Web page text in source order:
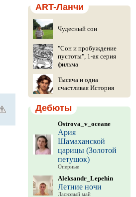
ART-Ланчи
Чудесный сон
"Сон и пробуждение
пустоты", 1-ая серия
фильма
Тысяча и одна
счастливая История
Дебюты
Ostrova_v_oceane
Ария
Шамаханской
царицы (Золотой
петушок)
Оперные
Aleksandr_Lepehin
Летние ночи
Ласковый май